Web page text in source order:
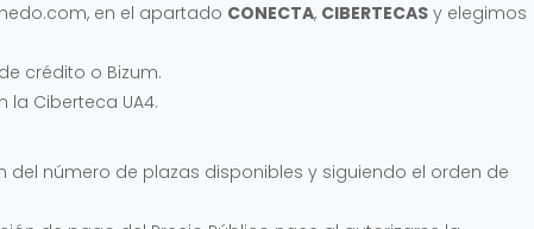
en el apartado CONECTA, CIBERTECAS y elegimos
crédito o Bizum.
Ciberteca UA4.
número de plazas disponibles y siguiendo el orden de